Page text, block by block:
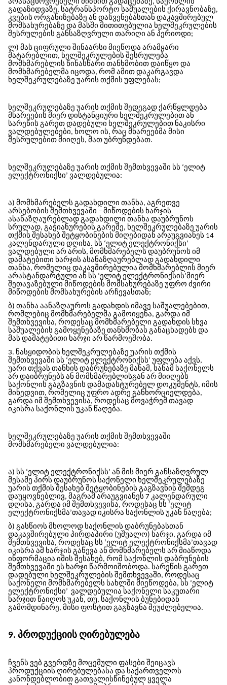
არასაცხოვრებელი მიზნით გადაცემაზე, საქონლის
გადაზიდვაზე, სატრანსპორტო საშუალების ქირავნობაზე,
კვების ორგანიზებაზე ან დასვენებასთან დაკავშირებულ
მომსახურებაზე და მასში მითითებულია ხელშეკრულების
შესრულების განსაზღვრული თარიღი ან პერიოდი;
ლ) მას ციფრული შინაარსი მიეწოდა არამყარი
მატარებლით, ხელშეკრულების შესრულება
მომხმარებლის წინასწარი თანხმობით დაიწყო და
მომხმარებელმა იცოდა, რომ ამით დაკარგავდა
ხელშეკრულებაზე უარის თქმის უფლებას;
ხელშეკრულებაზე უარის თქმის შედეგად ქარწყლდება
მხარეების მიერ დისტანციური ხელშეკრულებით ან
სარეწის გარეთ დადებული ხელშეკრულებით ნაკისრი
ვალდებულებები, ხოლო ის, რაც მხარეებმა მისი
შესრულებით მიიღეს, მათ უბრუნდებათ.
ხელშეკრულებაზე უარის თქმის შემთხვევაში სს ‘ელიტ
ელექტრონიქსი’ ვალდებულია:
ა) მომხმარებელს გადახდილი თანხა, აგრეთვე
არსებობის შემთხვევაში − მიწოდების ხარჯის
ასანაზღაურებლად გადახდილი თანხა დაუბრუნოს
სრულად, გაჭიანურების გარეშე, ხელშეკრულებაზე უარის
თქმის შესახებ შეტყობინების მიღებიდან არაუგვიანეს 14
კალენდარული დღისა. სს ‘ელიტ ელექტრონიქსი’
ვალდებული არ არის, მომხმარებელს დაუბრუნოს იმ
დამატებითი ხარჯის ასანაზღაურებლად გადახდილი
თანხა, რომელიც დაკავშირებულია მომხმარებლის მიერ
არასტანდარტული ან სს ‘ელიტ ელექტრონიქსის’მიერ
შეთავაზებული მიწოდების მომსახურებაზე უფრო ძვირი
მიწოდების მომსახურების არჩევასთან;
ბ) თანხა აანაზღაუროს გადახდის იმავე საშუალებებით,
რომლებიც მომხმარებელმა გამოიყენა, გარდა იმ
შემთხვევისა, როდესაც მომხმარებელი გადახდის სხვა
საშუალების გამოყენებაზე თანხმობას განაცხადებს და
მას დამატებითი ხარჯი არ წარმოეშობა.
3. ნასყიდობის ხელშეკრულებაზე უარის თქმის
შემთხვევაში სს ‘ელიტ ელექტრონიქსს’ უფლება აქვს,
უარი თქვას თანხის დაბრუნებაზე მანამ, სანამ საქონელს
არ დაიბრუნებს ან მომხმარებლისგან არ მიიღებს
საქონლის გაგზავნის დამადასტურებელ დოკუმენტს, იმის
მიხედვით, რომელიც უფრო ადრე განხორციელდება,
გარდა იმ შემთხვევისა, როდესაც მოვაჭრემ თავად
იკისრა საქონლის უკან წაღება.
ხელშეკრულებაზე უარის თქმის შემთხვევაში
მომხმარებელი ვალდებულია:
ა) სს ‘ელიტ ელექტრონიქსს’ ან მის მიერ განსაზღვრულ
მესამე პირს დაუბრუნოს საქონელი ხელშეკრულებაზე
უარის თქმის შესახებ შეტყობინების გაგზავნის შემდეგ
დაუყოვნებლივ, მაგრამ არაუგვიანეს 7 კალენდარული
დღისა, გარდა იმ შემთხვევისა, როდესაც სს ‘ელიტ
ელექტრონიქსმა’თავად იკისრა საქონლის უკან წაღება;
ბ) გასწიოს მხოლოდ საქონლის დაბრუნებასთან
დაკავშირებული პირდაპირი (უშუალო) ხარჯი, გარდა იმ
შემთხვევისა, როდესაც სს ‘ელიტ ელექტრონიქსმა’თავად
იკისრა ამ ხარჯის გაწევა ან მომხმარებელს არ მიაწოდა
ინფორმაცია იმის შესახებ, რომ საქონლის დაბრუნების
შემთხვევაში ეს ხარჯი წარმოიშობოდა. სარეწის გარეთ
დადებული ხელშეკრულების შემთხვევაში, როდესაც
საქონელი მომხმარებელს სახლში მიეწოდება, სს ‘ელიტ
ელექტრონიქსი’ ვალდებულია საქონელი საკუთარი
ხარჯით წაიღოს უკან, თუ, საქონლის ბუნებიდან
გამომდინარე, მისი ფოსტით გაგზავნა შეუძლებელია.
9. პროდუქციის ღირებულება
ჩვენს ვებ გვერდზე მოცემული ფასები შეიცავს
პროდუქციის ღირებულებასა და საქართველოს
კანონდებლობით გათვალისწინებულ ყველა